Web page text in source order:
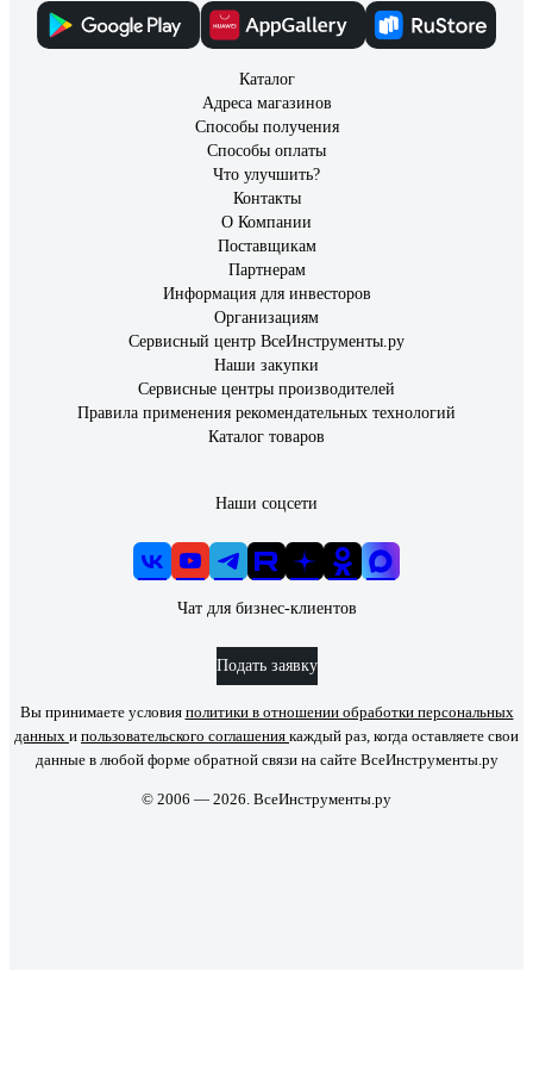
Каталог
Адреса магазинов
Способы получения
Способы оплаты
Что улучшить?
Контакты
О Компании
Поставщикам
Партнерам
Информация для инвесторов
Организациям
Сервисный центр ВсеИнструменты.ру
Наши закупки
Сервисные центры производителей
Правила применения рекомендательных технологий
Каталог товаров
Наши соцсети
Чат для бизнес-клиентов
Подать заявку
Вы принимаете условия политики в отношении обработки персональных
данных и пользовательского соглашения каждый раз, когда оставляете свои
данные в любой форме обратной связи на сайте ВсеИнструменты.ру
© 2006 — 2026. ВсеИнструменты.ру